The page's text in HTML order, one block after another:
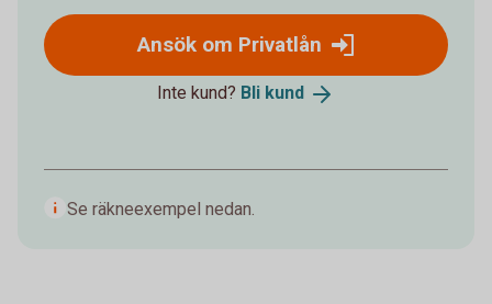
Ansök om Privatlån
Inte kund? Bli kund
Se räkneexempel nedan.